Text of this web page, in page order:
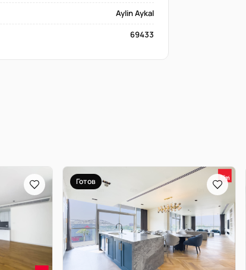
Aylin Aykal
69433
Готов